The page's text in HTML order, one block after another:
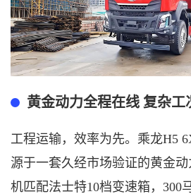
黄金动力全程在线 复杂工
工程运输，效率为先。乘龙H5
源于一套久经市场验证的黄金
机匹配法士特10档变速箱，300